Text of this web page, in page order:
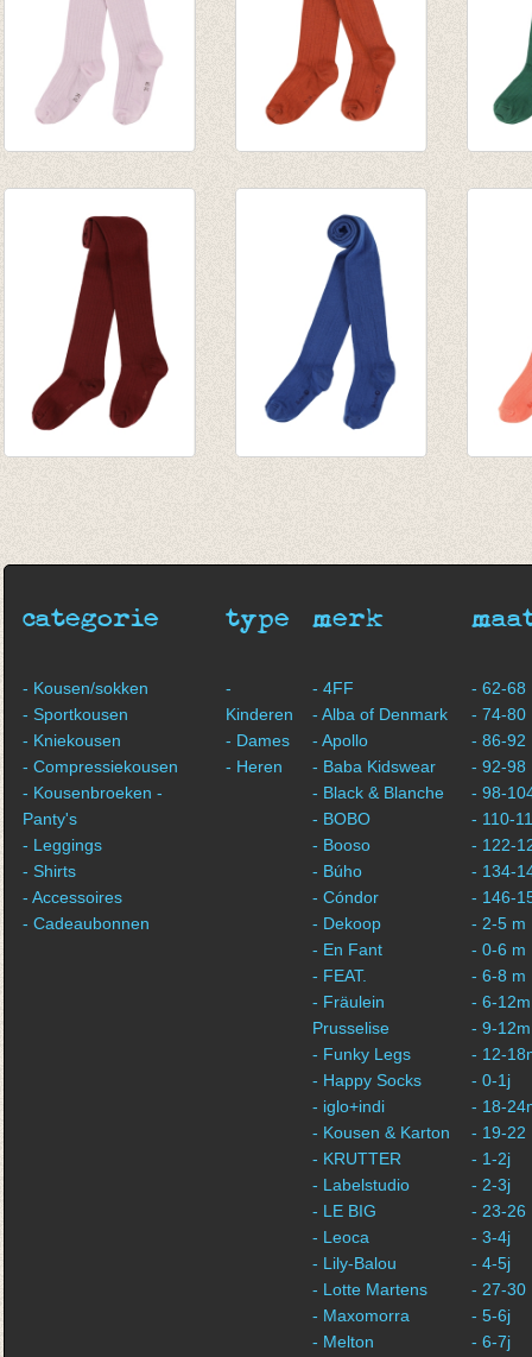
categorie
- Kousen/sokken
- Sportkousen
- Kniekousen
- Compressiekousen
- Kousenbroeken -
Panty's
- Leggings
- Shirts
- Accessoires
- Cadeaubonnen
type
-
Kinderen
- Dames
- Heren
merk
- 4FF
- Alba of Denmark
- Apollo
- Baba Kidswear
- Black & Blanche
- BOBO
- Booso
- Búho
- Cóndor
- Dekoop
- En Fant
- FEAT.
- Fräulein
Prusselise
- Funky Legs
- Happy Socks
- iglo+indi
- Kousen & Karton
- KRUTTER
- Labelstudio
- LE BIG
- Leoca
- Lily-Balou
- Lotte Martens
- Maxomorra
- Melton
- 62-68
- 74-80
- 86-92
- 92-98
- 98-
- 110-
- 122-
- 134-
- 146-
- 2-5 m
- 0-6 m
- 6-8 m
- 6-12m
- 9-12m
- 12-
- 0-1j
- 18-
- 19-22
- 1-2j
- 2-3j
- 23-26
- 3-4j
- 4-5j
- 27-30
- 5-6j
- 6-7j